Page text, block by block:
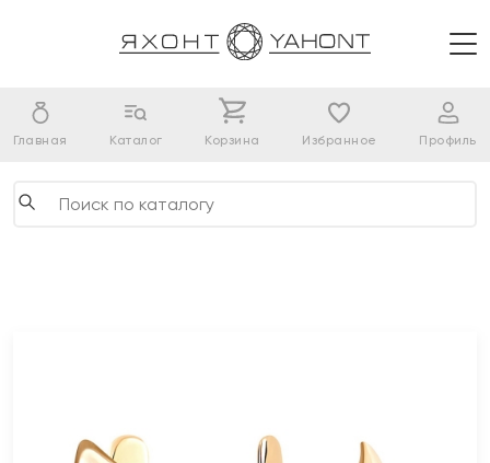
Главная Каталог Корзина Избранное Профиль